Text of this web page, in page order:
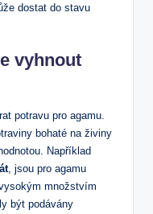
dostat do stavu
vyhnout⁤
potravu‍ pro agamu.
bohaté na živiny​
​Například
, ​jsou pro agamu
množstvím
být podávány